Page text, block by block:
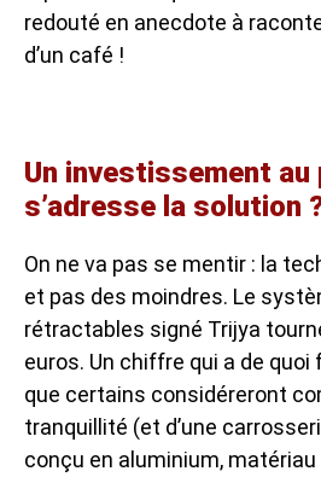
redouté en anecdote à
d’un café !
Un investissement
s’adresse la solution
On ne va pas se mentir : la
et pas des moindres. Le
rétractables signé Trijya
euros. Un chiffre qui a de
que certains considéreront
tranquillité (et d’une
conçu en aluminium,